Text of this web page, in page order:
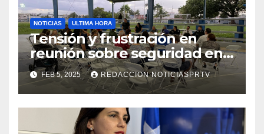
NOTICIAS ULTIMA HORA
Tensión y frustración en
reunión sobre seguridad en
Reparto Metropolitano
FEB 5, 2025 REDACCION NOTICIASPRTV